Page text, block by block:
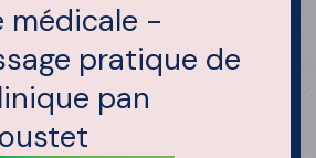
médicale -
pratique de
pan